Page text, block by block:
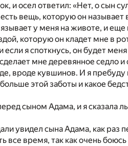
и осел ответил: «Нет, о сын
есть вещь, которую он
у меня на животе, и
которую он кладет мне в
я споткнусь, он будет
мне деревянное седло и
вроде кувшинов. И я пребуду
этой заботы и какое
сыном Адама, и я сказала
увидел сына Адама, как раз
все время, так как очень